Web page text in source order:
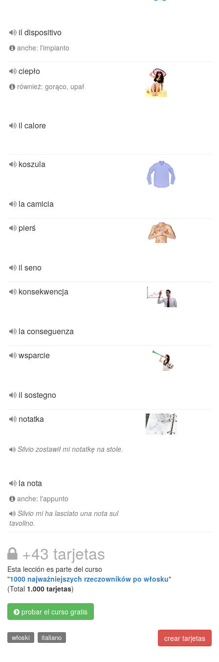
il dispositivo
anche: l'impianto
ciepło
również: gorąco, upał
il calore
koszula
la camicia
pierś
il seno
konsekwencja
la conseguenza
wsparcie
il sostegno
notatka
Silvio zostawił mi notatkę na stole.
la nota
anche: l'appunto
Silvio mi ha lasciato una nota sul
tavolino.
+43 tarjetas
Esta lección es parte del curso
"1000 najważniejszych rzeczowników po włosku"
(Total 1.000 tarjetas)
probar el curso gratis
crear tarjetas
włoski italiano